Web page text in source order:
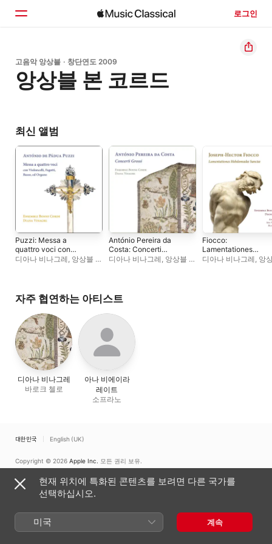
로그인
홈
둘러보기
고음악 앙상블 · 창단연도 2009
앙상블 본 코르드
최신 앨범
Puzzi: Messa a
quattro voci con
Violoncelli, Fagotti,
디아나 비나그레, 앙상블 본
António Pereira da
Costa: Concerti
Grossi
디아나 비나그레, 앙상블 본
Fiocco:
Lamentationes
Hebdomadæ
디아나 비나그레, 앙
자주 협연하는 아티스트
디아나 비나그레
바로크 첼로
아나 비에이라
레이트
소프라노
대한민국 English (UK)
Copyright © 2026 Apple Inc. 모든 권리 보유.
피드백
현재 위치에 특화된 콘텐츠를 보려면 다른 국가를
선택하십시오.
미국 계속